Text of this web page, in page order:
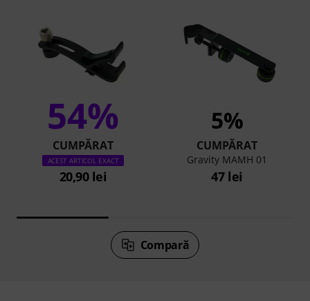
54%
CUMPĂRAT
ACEST ARTICOL EXACT
20,90 lei
5%
CUMPĂRAT
Gravity MAMH 01
47 lei
Compară